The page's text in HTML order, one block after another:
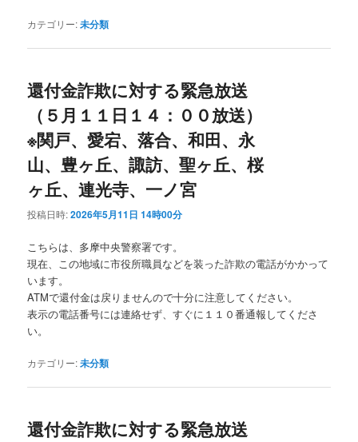
カテゴリー:未分類
還付金詐欺に対する緊急放送
（５月１１日１４：００放送）
※関戸、愛宕、落合、和田、永
山、豊ヶ丘、諏訪、聖ヶ丘、桜
ヶ丘、連光寺、一ノ宮
投稿日時:2026年5月11日 14時00分
こちらは、多摩中央警察署です。
現在、この地域に市役所職員などを装った詐欺の電話がかかって
います。
ATMで還付金は戻りませんので十分に注意してください。
表示の電話番号には連絡せず、すぐに１１０番通報してくださ
い。
カテゴリー:未分類
還付金詐欺に対する緊急放送